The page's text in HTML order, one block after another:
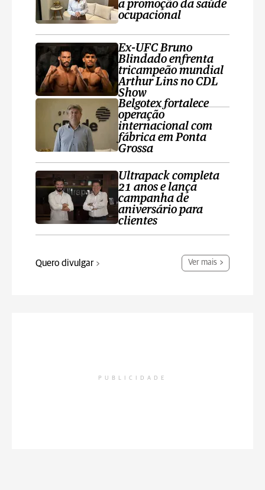
a promoção da saúde
ocupacional
Ex-UFC Bruno
Blindado enfrenta
tricampeão mundial
Arthur Lins no CDL
Show
Belgotex fortalece
operação
internacional com
fábrica em Ponta
Grossa
Ultrapack completa
21 anos e lança
campanha de
aniversário para
clientes
Quero divulgar Ver mais
PUBLICIDADE